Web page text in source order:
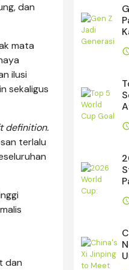
dan
mata
ilusi
sekaligus
definition.
terlalu
dan